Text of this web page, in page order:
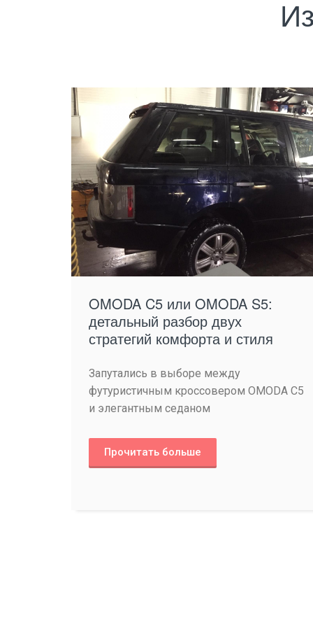
OMODA C5 или OMODA S5:
детальный разбор двух
стратегий комфорта и стиля
Запутались в выборе между
футуристичным кроссовером OMODA C5
и элегантным седаном
Прочитать больше